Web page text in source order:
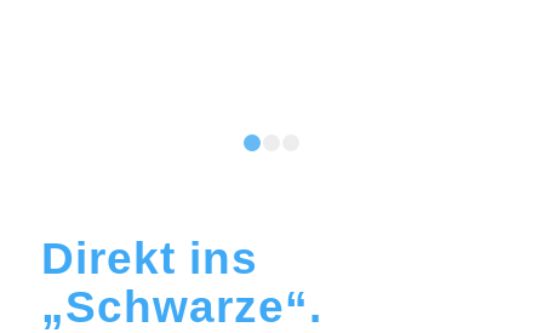
Direkt ins
„Schwarze“.